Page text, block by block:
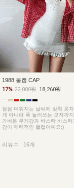
1988 볼캡 CAP
17% 22,000원 18,260원
점점 더워지는 날씨에 맞춰 옷
게 아니라 푹 눌러쓰는 모자까
가벼운 무게감과 바스락 바스락
감이 매력적인 볼캡이예요:)
리뷰수 : 16개